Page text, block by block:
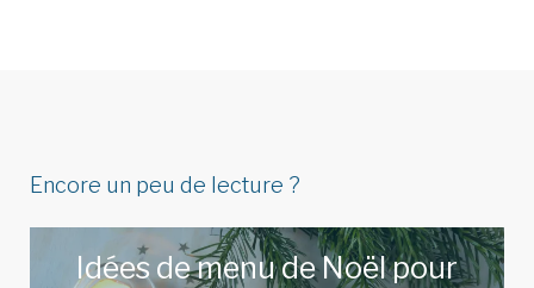
Encore un peu de lecture ?
Idées de menu de Noël pour